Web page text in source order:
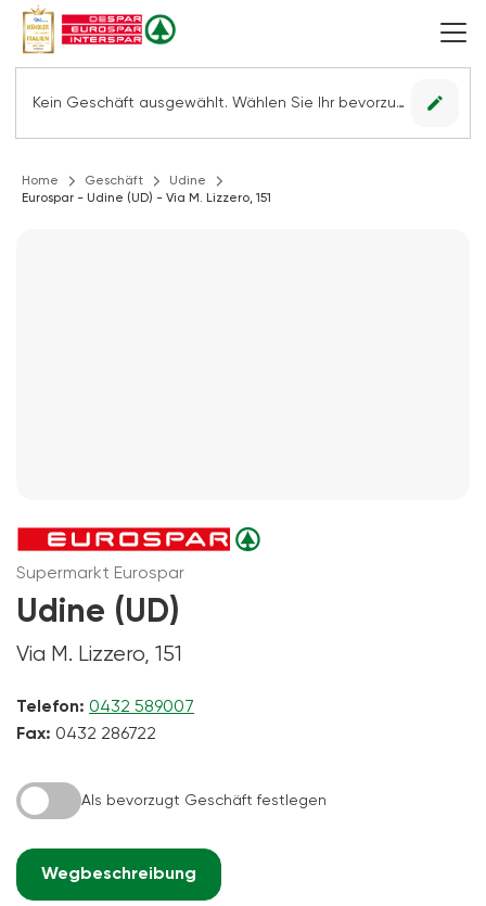
Kein Geschäft ausgewählt. Wählen Sie Ihr bevorzugtes Geschäft, um alle Angebote sehen zu können. edit
Home Geschäft
Udine
Eurospar - Udine (UD) - Via M. Lizzero, 151
Supermarkt Eurospar
Udine (UD)
Via M. Lizzero, 151
Telefon: 0432 589007
Fax: 0432 286722
Als bevorzugt Geschäft festlegen
Wegbeschreibung